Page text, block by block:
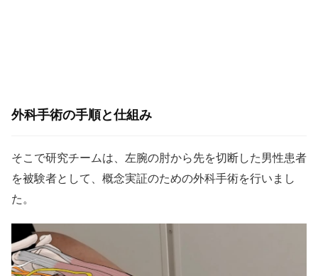
外科手術の手順と仕組み
そこで研究チームは、左腕の肘から先を切断した男性患者
を被験者として、概念実証のための外科手術を行いまし
た。